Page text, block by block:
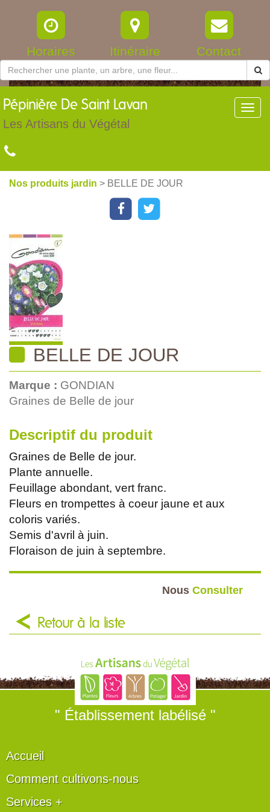
Horaires Itinéraire Contact
Pépinière De Saint Lavan
Les Artisans du Végétal
Nos produits jardin > BELLE DE JOUR
BELLE DE JOUR
Marque : GONDIAN
Graines de Belle de jour
Descriptif du produit
Graines de Belle de jour.
Plante annuelle.
Feuillage abondant, vert franc.
Fleurs en trompettes à coeur jaune et aux
coloris variés.
Semis d'avril à juin.
Floraison de juin à septembre.
Nous Consulter
Retour à la liste
" Établissement labélisé "
Accueil
Comment cultivons-nous
Services +